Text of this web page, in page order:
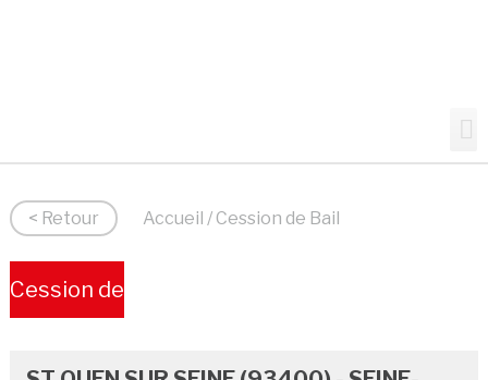
< Retour Accueil / Cession de Bail
Cession de